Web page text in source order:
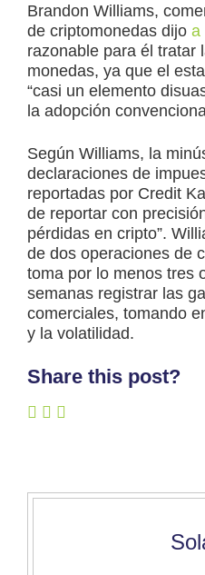
Brandon Williams,
de criptomonedas dijo a
razonable para él tratar
monedas, ya que el
“casi un elemento
la adopción
Según Williams, la
declaraciones de
reportadas por Credit
de reportar con
pérdidas en cripto”.
de dos operaciones de
toma por lo menos tres
semanas registrar las
comerciales, tomando
y la volatilidad.
Share this post?